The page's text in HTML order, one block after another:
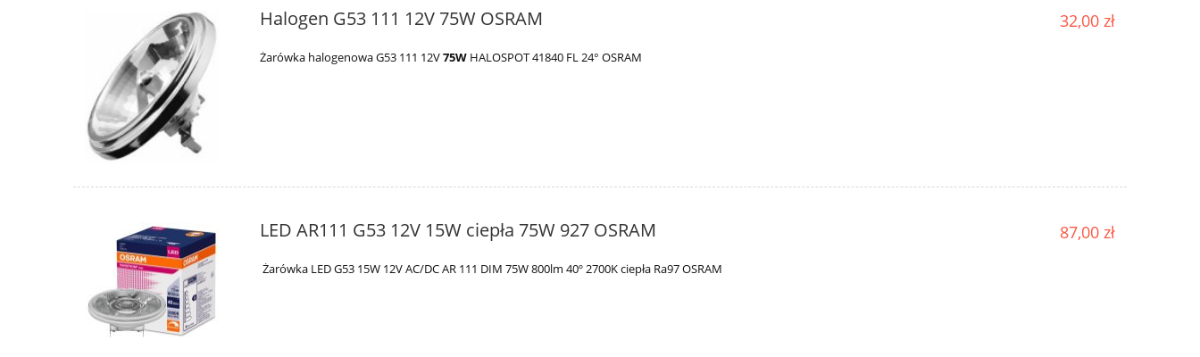
Halogen G53 111 12V 75W OSRAM
Żarówka halogenowa G53 111 12V75W HALOSPOT 41840 FL 24° OSRAM
32,00 zł
LED AR111 G53 12V 15W ciepła 75W 927 OSRAM
Żarówka LED G53 15W 12V AC/DC AR 111 DIM 75W 800lm 40º 2700K ciepła Ra97 OSRAM
87,00 zł